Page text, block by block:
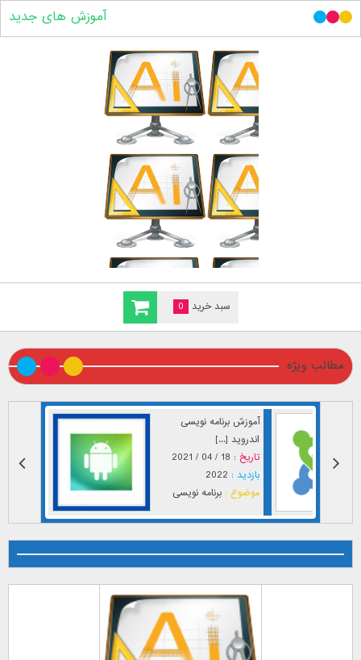
سبد خرید 0
آموزش های جدید
مطالب ویژه
آموزش برنامه نویسی
اندروید [...]
تاریخ : 18 / 04 / 2021
بازدید : 2022
موضوع : برنامه نویسی